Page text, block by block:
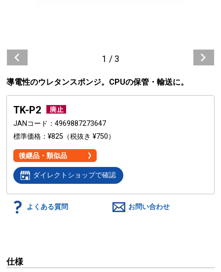
1 / 3
導電性のウレタンスポンジ。CPUの保管・輸送に。
TK-P2
JANコード
4969887273647
標準価格
¥825（税抜き ¥750）
後継品・類似品
ダイレクトショップで確認
よくある質問 お問い合わせ
仕様